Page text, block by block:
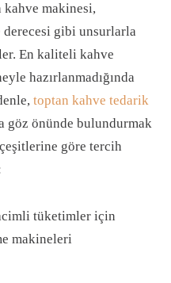
kahve makinesi,
gibi unsurlarla
En kaliteli kahve
hazırlanmadığında
toptan kahve tedarik
göz önünde bulundurmak
göre tercih
tüketimler için
makineleri